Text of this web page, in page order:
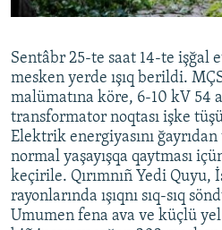
Українською
QOŞULIÑIZ!
RFE/RS bütün saytları
Sentâbr 25-te saat 14-te işğal
mesken yerde ışıq berildi.
malümatına köre, 6-10 kV 54
transformator noqtası işke
Elektrik energiyasını
normal yaşayışqa qaytması
keçirile. Qırımnıñ Yedi
rayonlarında ışıqnı sıq-sıq
Umumen fena ava ve küçlü yel